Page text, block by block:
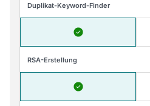
Duplikat-Keyword-Finder
RSA-Erstellung